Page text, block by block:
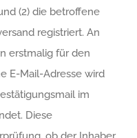
(2) die betroffene
registriert. An
erstmalig für den
E-Mail-Adresse wird
im
Diese